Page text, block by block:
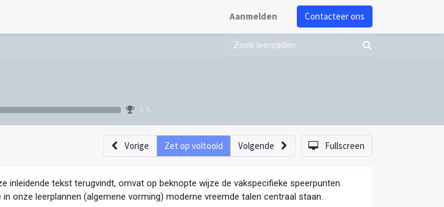
Aanmelden Contacteer ons
0 %
Vorige Zet op voltooid Volgende Fullscreen
inleidende tekst terugvindt, omvat op beknopte wijze de vakspecifieke speerpunten
onze leerplannen (algemene vorming) moderne vreemde talen centraal staan.